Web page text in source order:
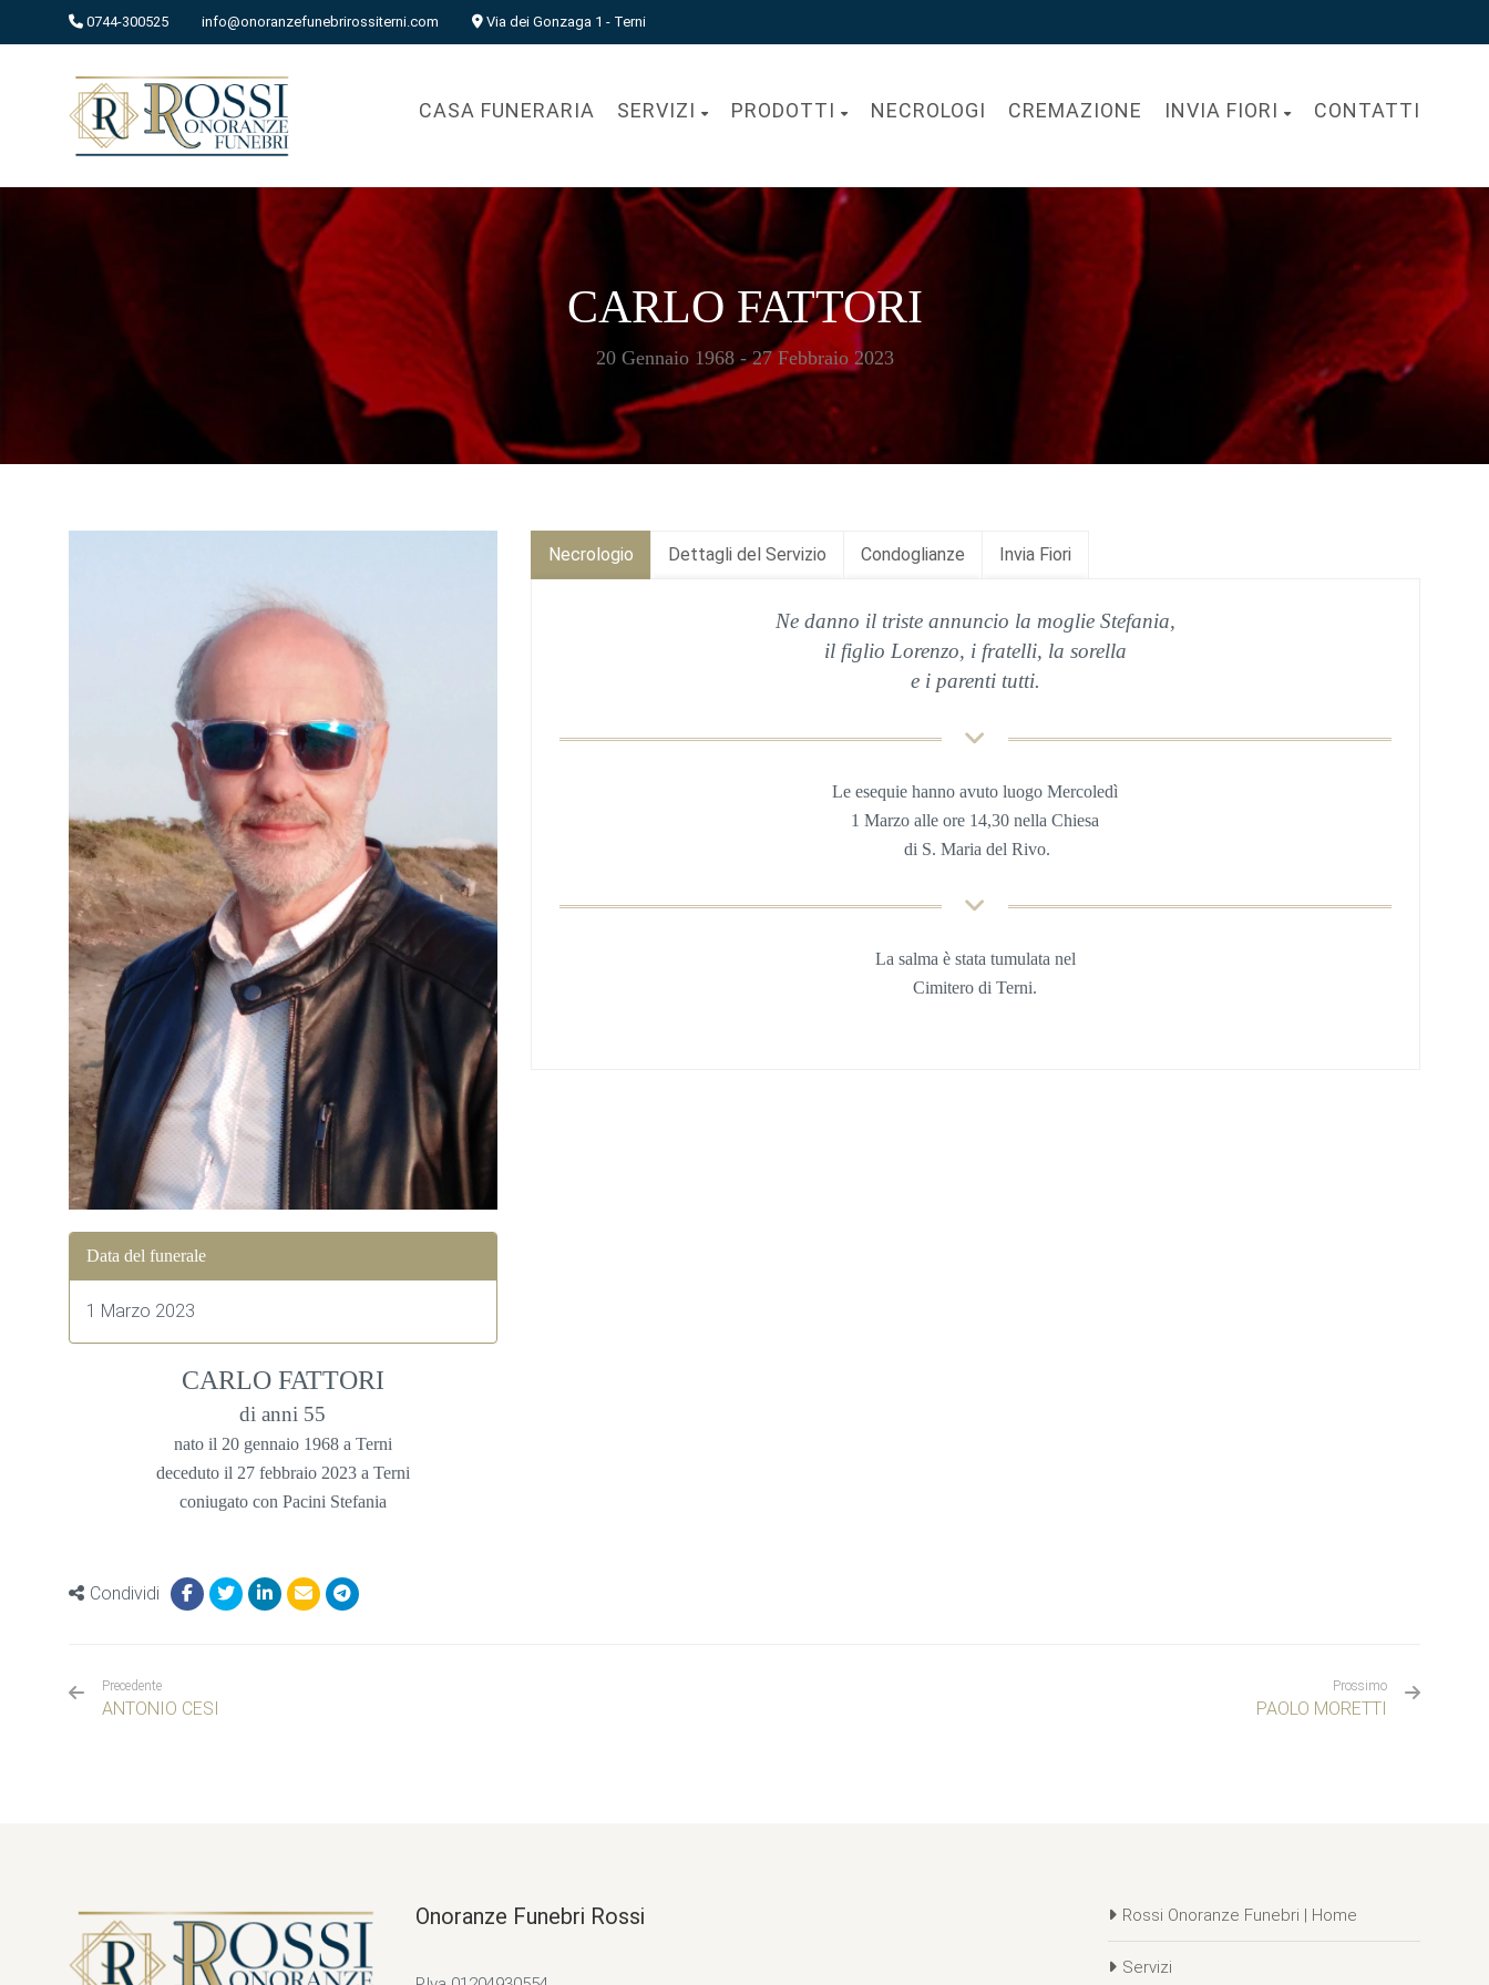
0744-300525 info@onoranzefunebrirossiterni.com Via dei Gonzaga 1 - Terni
CASA FUNERARIA SERVIZI PRODOTTI NECROLOGI CREMAZIONE INVIA FIORI CONTATTI
CARLO FATTORI
20 Gennaio 1968 - 27 Febbraio 2023
Data del funerale
1 Marzo 2023
CARLO FATTORI
di anni 55
nato il 20 gennaio 1968 a Terni
deceduto il 27 febbraio 2023 a Terni
coniugato con Pacini Stefania
Condividi
Necrologio Dettagli del Servizio Condoglianze Invia Fiori
Ne danno il triste annuncio la moglie Stefania,
il figlio Lorenzo, i fratelli, la sorella
e i parenti tutti.
Le esequie hanno avuto luogo Mercoledì
1 Marzo alle ore 14,30 nellaChiesa
di S. Maria del Rivo.
La salma è stata tumulata nel
Cimitero di Terni.
Precedente
ANTONIO CESI
Prossimo
PAOLO MORETTI
Onoranze Funebri Rossi Rossi Onoranze Funebri | Home
Servizi